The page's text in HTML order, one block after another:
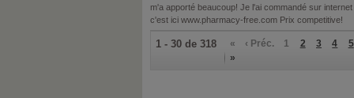
m'a apporté beaucoup! Je l'ai commandé sur
c'est ici www.pharmacy-free.com Prix competitive!
1 - 30 de 318 « ‹ Préc. 1 2 3 4
5
»